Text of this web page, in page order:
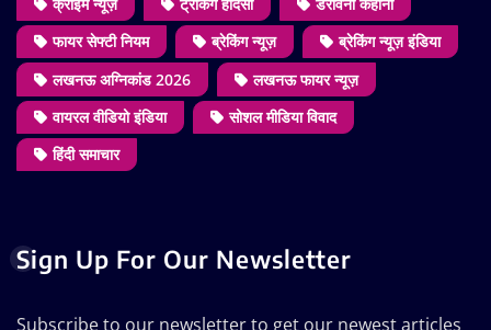
फायर सेफ्टी नियम
ब्रेकिंग न्यूज़
ब्रेकिंग न्यूज़ इंडिया
लखनऊ अग्निकांड 2026
लखनऊ फायर न्यूज़
वायरल वीडियो इंडिया
सोशल मीडिया विवाद
हिंदी समाचार
Sign Up For Our Newsletter
Subscribe to our newsletter to get our newest articles